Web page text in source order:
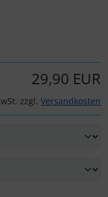
29,90 EUR
zzgl. Versandkosten